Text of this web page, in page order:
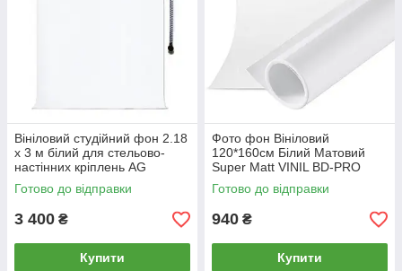
Вініловий студійний фон 2.18
х 3 м білий для стельово-
настінних кріплень AG
SuperMatt VINIL BD-PRO
Premium
Готово до відправки
3 400 ₴
Купити
Фото фон Вініловий
120*160см Білий Матовий
Super Matt VINIL BD-PRO
White для фото
Готово до відправки
940 ₴
Купити